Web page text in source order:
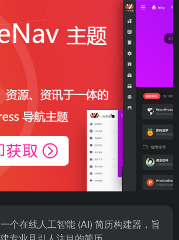
个在线人工智能 (AI) 简历构建器，旨